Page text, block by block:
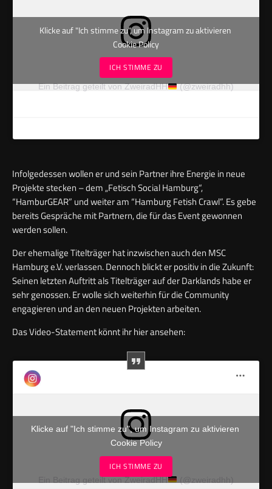
Ein Beitrag geteilt von ZweiradHH (@zweiradhh)
Klicke auf "Ich stimme zu", um Instagram zu aktivieren
Cookie Policy
ICH STIMME ZU
Infolgedessen wollen er und sein Partner ihre Energie in neue
Projekte stecken – dem „Fetisch Social Hamburg“,
“HamburGEAR” und weiter am “Hamburg Fetish Crawl”. Es gebe
bereits Gespräche mit Partnern, die für das Event gewonnen
werden sollen.
Der ehemalige Titelträger hat inzwischen auch den MSC
Hamburg e.V. verlassen. Dennoch blickt er positiv in die Zukunft:
Seinen letzten Auftritt als Titelträger auf der Darklands habe er
sehr genossen. Er wolle sich weiterhin für die Community
engagieren und an den neuen Projekten arbeiten.
Das Video-Statement könnt ihr hier ansehen:
Ein Beitrag geteilt von ZweiradHH
Klicke auf "Ich stimme zu", um Instagram zu aktivieren
Cookie Policy
ICH STIMME ZU